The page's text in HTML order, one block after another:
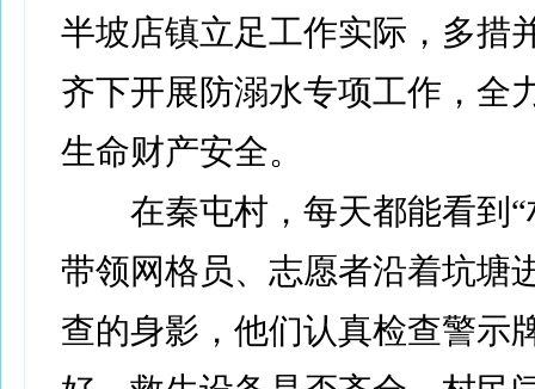
半坡店镇立足工作实际，多措
齐下开展防溺水专项工作，全
生命财产安全。
在秦屯村，每天都能看到“
带领网格员、志愿者沿着坑塘
查的身影，他们认真检查警示